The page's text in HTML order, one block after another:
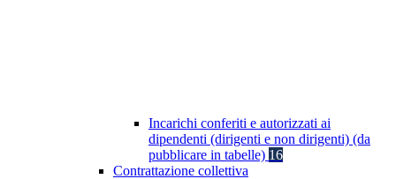
Incarichi conferiti e autorizzati ai
dipendenti (dirigenti e non dirigenti) (da
pubblicare in tabelle) 16
Contrattazione collettiva